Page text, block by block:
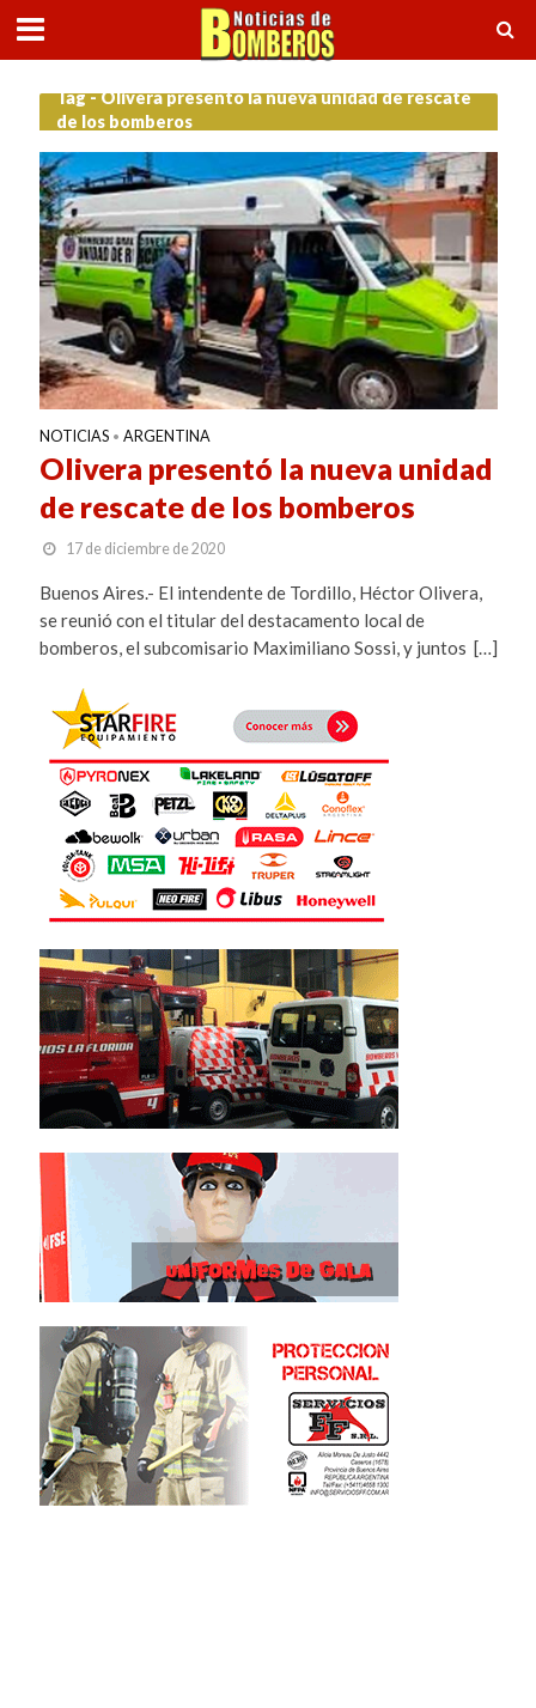
Tag - Olivera presentó la nueva unidad de rescate
de los bomberos
NOTICIAS • ARGENTINA
Olivera presentó la nueva unidad
de rescate de los bomberos
17 de diciembre de 2020
Buenos Aires.- El intendente de Tordillo, Héctor Olivera,
se reunió con el titular del destacamento local de
bomberos, el subcomisario Maximiliano Sossi, y juntos […]